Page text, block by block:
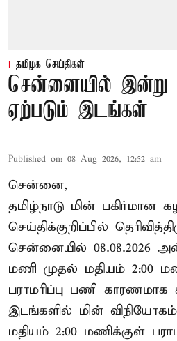
தமிழக செய்திகள்
சென்னையில் இன்று
ஏற்படும் இடங்கள்
Published on: 08 Aug 2026, 12:52 am
சென்னை,
தமிழ்நாடு மின் பகிர்மான
செய்திக்குறிப்பில்
சென்னையில் 08.08.2026
மணி முதல் மதியம் 2:00
பராமரிப்பு பணி
இடங்களில் மின் விநியோகம்
மதியம் 2:00 மணிக்குள்